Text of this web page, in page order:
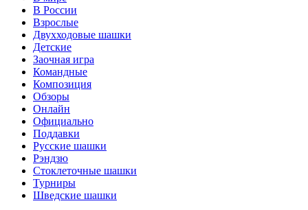
В России
Взрослые
Двухходовые шашки
Детские
Заочная игра
Командные
Композиция
Обзоры
Онлайн
Официально
Поддавки
Русские шашки
Рэндзю
Стоклеточные шашки
Турниры
Шведские шашки